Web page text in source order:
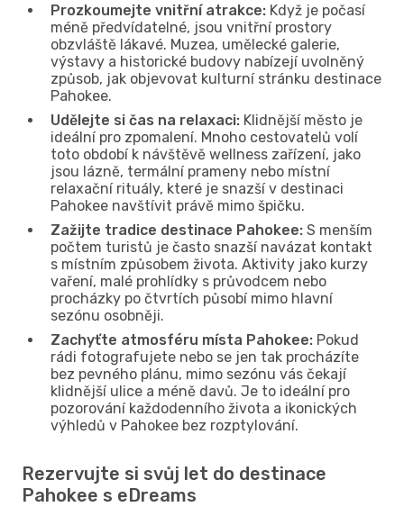
Prozkoumejte vnitřní atrakce: Když je počasí
méně předvídatelné, jsou vnitřní prostory
obzvláště lákavé. Muzea, umělecké galerie,
výstavy a historické budovy nabízejí uvolněný
způsob, jak objevovat kulturní stránku destinace
Pahokee.
Udělejte si čas na relaxaci: Klidnější město je
ideální pro zpomalení. Mnoho cestovatelů volí
toto období k návštěvě wellness zařízení, jako
jsou lázně, termální prameny nebo místní
relaxační rituály, které je snazší v destinaci
Pahokee navštívit právě mimo špičku.
Zažijte tradice destinace Pahokee: S menším
počtem turistů je často snazší navázat kontakt
s místním způsobem života. Aktivity jako kurzy
vaření, malé prohlídky s průvodcem nebo
procházky po čtvrtích působí mimo hlavní
sezónu osobněji.
Zachyťte atmosféru místa Pahokee: Pokud
rádi fotografujete nebo se jen tak procházíte
bez pevného plánu, mimo sezónu vás čekají
klidnější ulice a méně davů. Je to ideální pro
pozorování každodenního života a ikonických
výhledů v Pahokee bez rozptylování.
Rezervujte si svůj let do destinace
Pahokee s eDreams